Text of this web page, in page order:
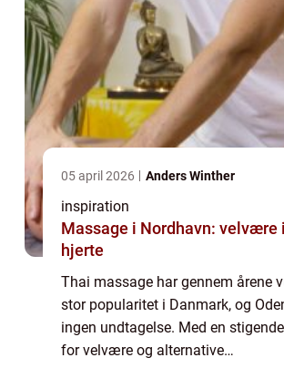
05 april 2026 Anders Winther
inspiration
Massage i Nordhavn: velvære
hjerte
Thai massage har gennem årene
stor popularitet i Danmark, og
ingen undtagelse. Med en
for velvære og alternative